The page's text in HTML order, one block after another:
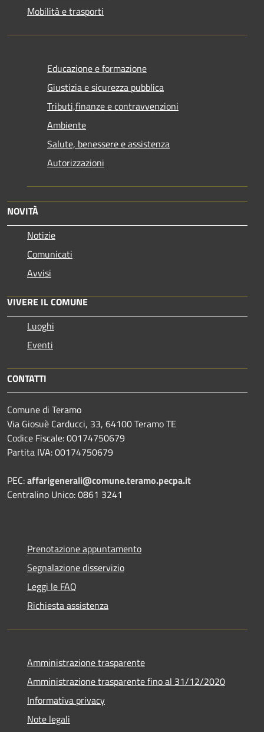
Mobilità e trasporti
Educazione e formazione
Giustizia e sicurezza pubblica
Tributi,finanze e contravvenzioni
Ambiente
Salute, benessere e assistenza
Autorizzazioni
NOVITÀ
Notizie
Comunicati
Avvisi
VIVERE IL COMUNE
Luoghi
Eventi
CONTATTI
Comune di Teramo
Via Giosuè Carducci, 33, 64100 Teramo TE
Codice Fiscale: 00174750679
Partita IVA: 00174750679
PEC:affarigenerali@comune.teramo.pecpa.it
Centralino Unico: 0861 3241
Prenotazione appuntamento
Segnalazione disservizio
Leggi le FAQ
Richiesta assistenza
Amministrazione trasparente
Amministrazione trasparente fino al 31/12/2020
Informativa privacy
Note legali